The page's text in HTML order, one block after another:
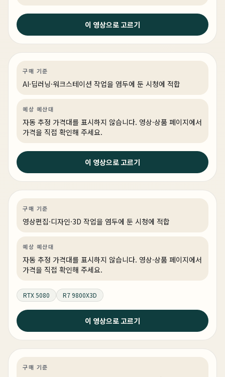
이 영상으로 고르기
AI·딥러닝
2주 전
현존최강 9955WX에 5090 두개 ! 뭐하냐고 ? Ai 인 공 지
능 !!
구매 기준
AI·딥러닝·워크스테이션 작업을 염두에 둔 시청에 적합
예상 예산대
자동 추정 가격대를 표시하지 않습니다. 영상·상품 페이지에서
가격을 직접 확인해 주세요.
이 영상으로 고르기
영상편집·디자인
3주 전
9800X3D + RTX 5080 화이트 빌드의 정답 #pcbuild
#rgb
구매 기준
영상편집·디자인·3D 작업을 염두에 둔 시청에 적합
예상 예산대
자동 추정 가격대를 표시하지 않습니다. 영상·상품 페이지에서
가격을 직접 확인해 주세요.
RTX 5080 R7 9800X3D
이 영상으로 고르기
3주 전
블랙 앤 화이트 투톤 튜닝의 정석! #pcbuild #블랙앤화
이트 #게이밍pc
구매 기준